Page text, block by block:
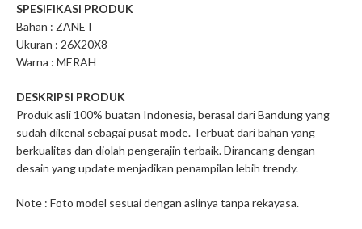
SPESIFIKASI PRODUK
Bahan : ZANET
Ukuran : 26X20X8
Warna : MERAH
DESKRIPSI PRODUK
Produk asli 100% buatan Indonesia, berasal dari Bandung yang
sudah dikenal sebagai pusat mode. Terbuat dari bahan yang
berkualitas dan diolah pengerajin terbaik. Dirancang dengan
desain yang update menjadikan penampilan lebih trendy.
Note : Foto model sesuai dengan aslinya tanpa rekayasa.